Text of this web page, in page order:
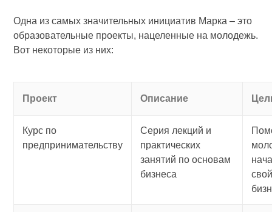
Одна из самых значительных инициатив Марка – это
образовательные проекты, нацеленные на молодежь.
Вот некоторые из них:
Проект Описание
Курс по
предпринимательству
Серия лекций и
практических
занятий по основам
бизнеса